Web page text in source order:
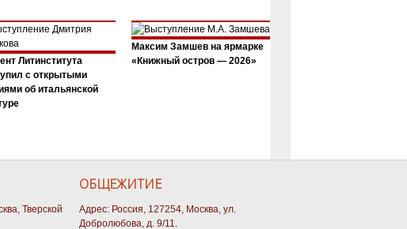
Литинститута
с открытыми
об итальянской
Максим Замшев на ярмарке
«Книжный остров — 2026»
Тверской
ОБЩЕЖИТИЕ
Адрес: Россия, 127254, Москва, ул.
Добролюбова, д. 9/11.